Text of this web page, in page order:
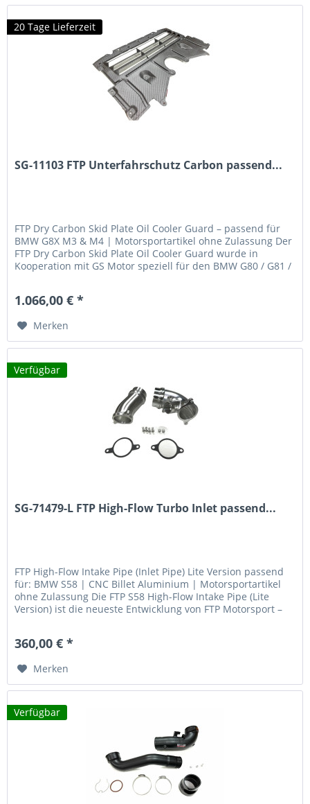
20 Tage Lieferzeit
SG-11103 FTP Unterfahrschutz Carbon passend...
FTP Dry Carbon Skid Plate Oil Cooler Guard – passend für
BMW G8X M3 & M4 | Motorsportartikel ohne Zulassung Der
FTP Dry Carbon Skid Plate Oil Cooler Guard wurde in
Kooperation mit GS Motor speziell für den BMW G80 / G81 /
1.066,00 € *
Merken
Verfügbar
SG-71479-L FTP High-Flow Turbo Inlet passend...
FTP High-Flow Intake Pipe (Inlet Pipe) Lite Version passend
für: BMW S58 | CNC Billet Aluminium | Motorsportartikel
ohne Zulassung Die FTP S58 High-Flow Intake Pipe (Lite
Version) ist die neueste Entwicklung von FTP Motorsport –
360,00 € *
Merken
Verfügbar